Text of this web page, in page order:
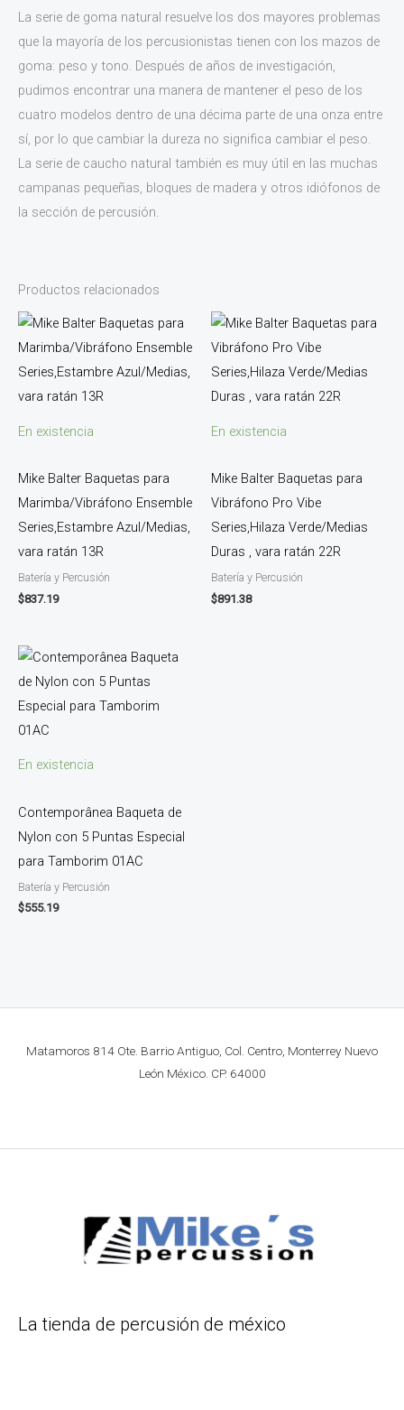
La serie de goma natural resuelve los dos mayores problemas
que la mayoría de los percusionistas tienen con los mazos de
goma: peso y tono. Después de años de investigación,
pudimos encontrar una manera de mantener el peso de los
cuatro modelos dentro de una décima parte de una onza entre
sí, por lo que cambiar la dureza no significa cambiar el peso.
La serie de caucho natural también es muy útil en las muchas
campanas pequeñas, bloques de madera y otros idiófonos de
la sección de percusión.
Productos relacionados
En existencia
Mike Balter Baquetas para
Marimba/Vibráfono Ensemble
Series,Estambre Azul/Medias,
vara ratán 13R
Batería y Percusión
$837.19
En existencia
Mike Balter Baquetas para
Vibráfono Pro Vibe
Series,Hilaza Verde/Medias
Duras , vara ratán 22R
Batería y Percusión
$891.38
En existencia
Contemporânea Baqueta de
Nylon con 5 Puntas Especial
para Tamborim 01AC
Batería y Percusión
$555.19
Matamoros 814 Ote. Barrio Antiguo, Col. Centro, Monterrey Nuevo
León México. CP. 64000
La tienda de percusión de méxico